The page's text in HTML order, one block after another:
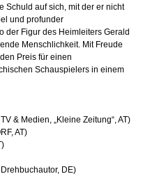
Schuld auf sich, mit der er nicht
und profunder
der Figur des Heimleiters Gerald
Menschlichkeit. Mit Freude
Preis für einen
Schauspielers in einem
& Medien, „Kleine Zeitung“, AT)
AT)
DE)